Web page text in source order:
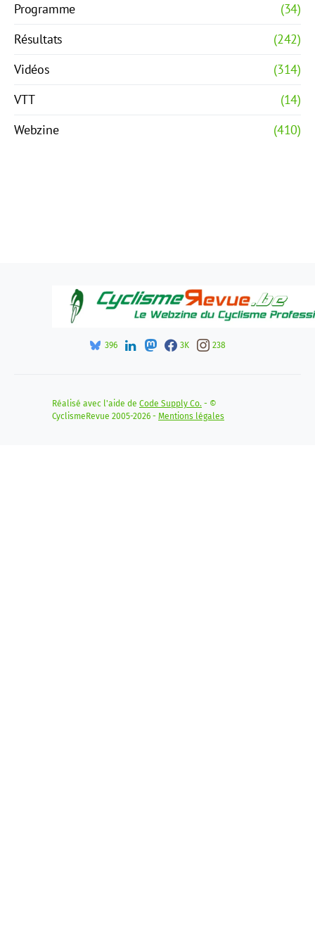
Programme
(34)
Résultats
(242)
Vidéos
(314)
VTT
(14)
Webzine
(410)
396 3K 238
Réalisé avec l'aide de Code Supply Co. - ©
CyclismeRevue 2005-2026 - Mentions légales